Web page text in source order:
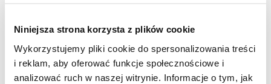
Niniejsza strona korzysta z plików cookie
Wykorzystujemy pliki cookie do spersonalizowania treści
i reklam, aby oferować funkcje społecznościowe i
analizować ruch w naszej witrynie. Informacje o tym, jak
manewrować materiałami o różnych kształtach i
gabarytach.